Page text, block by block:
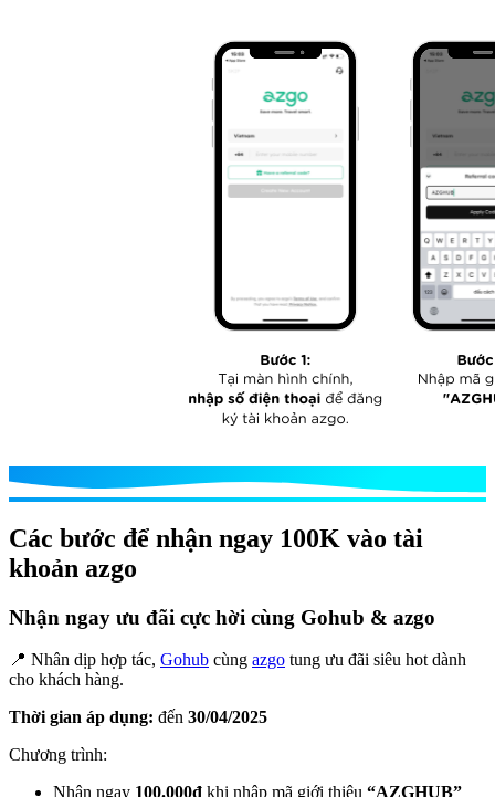
Các bước để nhận ngay 100K vào tài
khoản azgo
Nhận ngay ưu đãi cực hời cùng Gohub & azgo
📍 Nhân dịp hợp tác, Gohub cùng azgo tung ưu đãi siêu hot dành
cho khách hàng.
Thời gian áp dụng: đến 30/04/2025
Chương trình:
Nhận ngay 100.000đ khi nhập mã giới thiệu “AZGHUB”